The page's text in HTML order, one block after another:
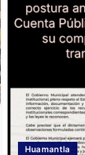
Huamantla